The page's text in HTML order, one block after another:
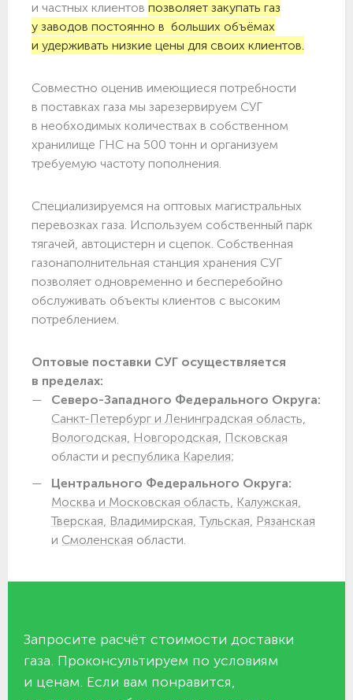
и частных клиентов позволяет закупать газ
у заводов постоянно в больших объёмах
и удерживать низкие цены для своих клиентов.
Совместно оценив имеющиеся потребности
в поставках газа мы зарезервируем СУГ
в необходимых количествах в собственном
хранилище ГНС на 500 тонн и организуем
требуемую частоту пополнения.
Специализируемся на оптовых магистральных
перевозках газа. Используем собственный парк
тягачей, автоцистерн и сцепок. Собственная
газонаполнительная станция хранения СУГ
позволяет одновременно и бесперебойно
обслуживать объекты клиентов с высоким
потреблением.
Оптовые поставки СУГ осуществляется
в пределах:
Северо-Западного Федерального Округа:
Санкт-Петербург и Ленинградская область,
Вологодская, Новгородская, Псковская
области и республика Карелия;
Центрального Федерального Округа:
Москва и Московская область, Калужская,
Тверская, Владимирская, Тульская, Рязанская
и Смоленская области.
Запросите расчёт стоимости доставки
газа. Проконсультируем по условиям
и ценам. Если вам понравится,